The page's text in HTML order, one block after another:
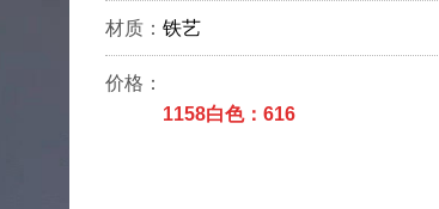
材质： 铁艺
价格：
1158白色：616